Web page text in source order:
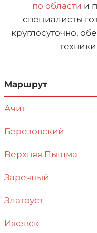
по области и
специалисты
круглосуточно,
Маршрут
Ачит
Березовский
Верхняя Пышма
Заречный
Златоуст
Ижевск